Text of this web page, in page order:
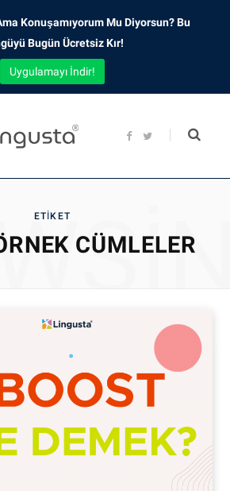
F
b
t
ETIKET
CÜMLELER
Konuşamıyorum Mu Diyorsun? Bu
Bugün Ücretsiz Kır!
Uygulamayı İndir!